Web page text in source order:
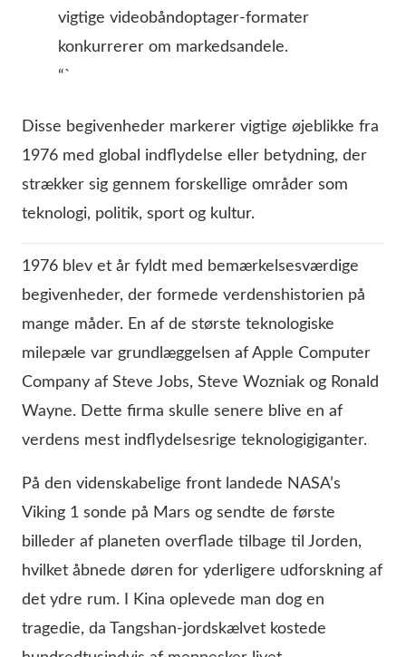
vigtige videobåndoptager-formater
konkurrerer om markedsandele.
“`
Disse begivenheder markerer vigtige øjeblikke fra
1976 med global indflydelse eller betydning, der
strækker sig gennem forskellige områder som
teknologi, politik, sport og kultur.
1976 blev et år fyldt med bemærkelsesværdige
begivenheder, der formede verdenshistorien på
mange måder. En af de største teknologiske
milepæle var grundlæggelsen af Apple Computer
Company af Steve Jobs, Steve Wozniak og Ronald
Wayne. Dette firma skulle senere blive en af
verdens mest indflydelsesrige teknologigiganter.
På den videnskabelige front landede NASA’s
Viking 1 sonde på Mars og sendte de første
billeder af planeten overflade tilbage til Jorden,
hvilket åbnede døren for yderligere udforskning af
det ydre rum. I Kina oplevede man dog en
tragedie, da Tangshan-jordskælvet kostede